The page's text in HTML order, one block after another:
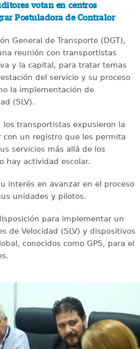
votan en centros
Postuladora de Contralor
General de Transporte (DGT),
reunión con transportistas
y la capital, para tratar temas
del servicio y su proceso
la implementación de
(SLV).
transportistas expusieron la
con un registro que les permita
servicios más allá de los
hay actividad escolar.
interés en avanzar en el proceso
unidades y pilotos.
para implementar un
de Velocidad (SLV) y dispositivos
conocidos como GPS, para el